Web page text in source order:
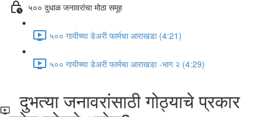
५०० दुधाळ जनावरांचा मोठा समूह
५०० गायीच्या डेअरी फार्मचा आराखडा (4:21)
५०० गायीच्या डेअरी फार्मचा आराखडा -भाग २ (4:29)
दुभत्या जनावरांसाठी गोठ्याचे प्रकार